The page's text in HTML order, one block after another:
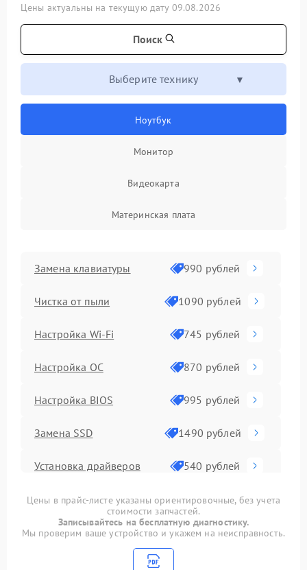
Цены актуальны на текущую дату 09.08.2026
Поиск
Выберите технику
Ноутбук
Монитор
Видеокарта
Материнская плата
Замена клавиатуры 990 рублей
Чистка от пыли 1090 рублей
Настройка Wi-Fi 745 рублей
Настройка ОС 870 рублей
Настройка BIOS 995 рублей
Замена SSD 1490 рублей
Установка драйверов 540 рублей
Замена видеочипа 2990 рублей
Замена материнской
платы
1890 рублей
Цены в прайс-листе указаны ориентировочные, без учета
стоимости запчастей.
Записывайтесь на бесплатную диагностику.
Мы проверим ваше устройство и укажем на неисправность.